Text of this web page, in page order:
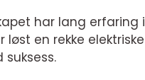
har lang erfaring i
løst en rekke elektriske